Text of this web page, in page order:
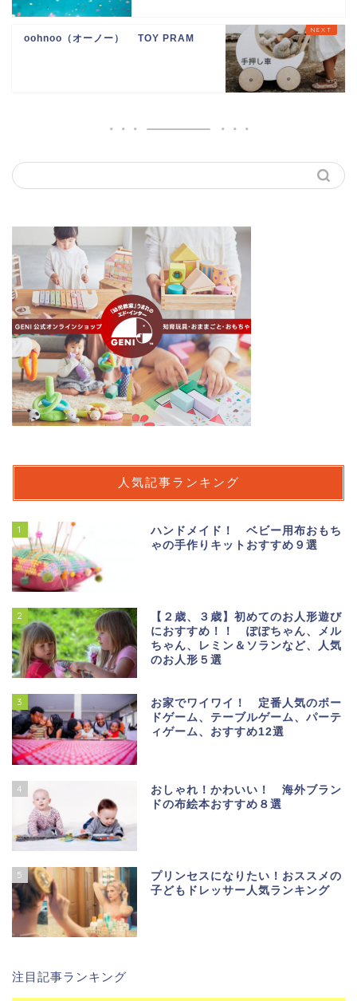
oohnoo（オーノー） TOY PRAM
人気記事ランキング
1
ハンドメイド！ ベビー用布おもち
ゃの手作りキットおすすめ９選
2
【２歳、３歳】初めてのお人形遊び
におすすめ！！ ぽぽちゃん、メル
ちゃん、レミン＆ソランなど、人気
のお人形５選
3
お家でワイワイ！ 定番人気のボー
ドゲーム、テーブルゲーム、パーテ
ィゲーム、おすすめ12選
4
おしゃれ！かわいい！ 海外ブラン
ドの布絵本おすすめ８選
5
プリンセスになりたい！おススメの
子どもドレッサー人気ランキング
注目記事ランキング